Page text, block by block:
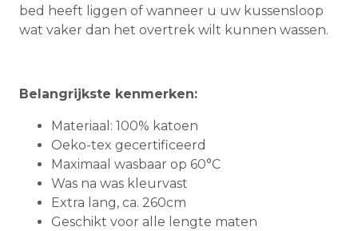
bed heeft liggen of wanneer u uw kussensloop
wat vaker dan het overtrek wilt kunnen wassen.
Belangrijkste kenmerken:
Materiaal: 100% katoen
Oeko-tex gecertificeerd
Maximaal wasbaar op 60°C
Was na was kleurvast
Extra lang, ca. 260cm
Geschikt voor alle lengte maten